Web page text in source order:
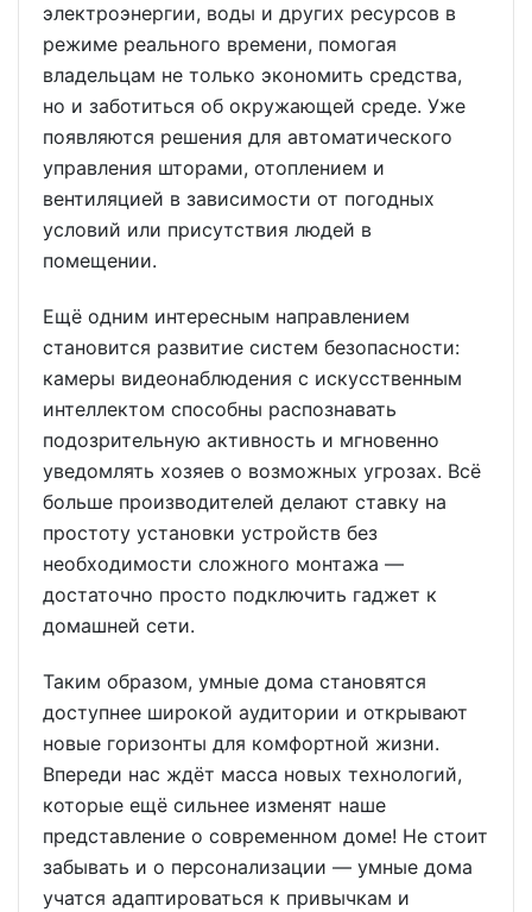
электроэнергии, воды и других ресурсов в
режиме реального времени, помогая
владельцам не только экономить средства,
но и заботиться об окружающей среде. Уже
появляются решения для автоматического
управления шторами, отоплением и
вентиляцией в зависимости от погодных
условий или присутствия людей в
помещении.
Ещё одним интересным направлением
становится развитие систем безопасности:
камеры видеонаблюдения с искусственным
интеллектом способны распознавать
подозрительную активность и мгновенно
уведомлять хозяев о возможных угрозах. Всё
больше производителей делают ставку на
простоту установки устройств без
необходимости сложного монтажа —
достаточно просто подключить гаджет к
домашней сети.
Таким образом, умные дома становятся
доступнее широкой аудитории и открывают
новые горизонты для комфортной жизни.
Впереди нас ждёт масса новых технологий,
которые ещё сильнее изменят наше
представление о современном доме! Не стоит
забывать и о персонализации — умные дома
учатся адаптироваться к привычкам и